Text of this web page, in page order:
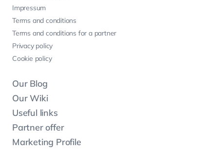
Impressum
Terms and conditions
Terms and conditions for a partner
Privacy policy
Cookie policy
Our Blog
Our Wiki
Useful links
Partner offer
Marketing Profile